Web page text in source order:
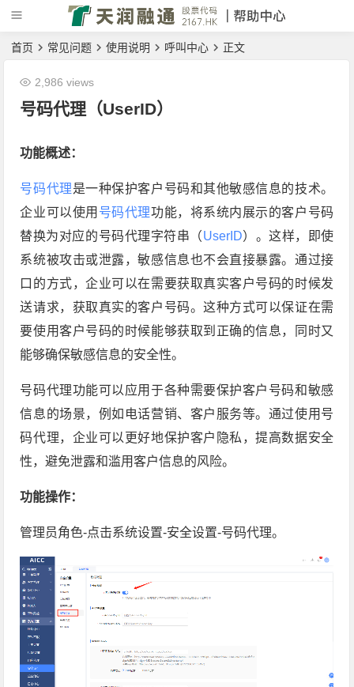
首页 常见问题 使用说明 呼叫中心 正文
号码代理（UserID）
2,986 views
功能概述：
号码代理是一种保护客户号码和其他敏感信息的技术。
企业可以使用 号码代理功能，将系统内展示的客户号码
替换为对应的号码代理字符串（UserID）。这样，即使
系统被攻击或泄露，敏感信息也不会直接暴露。通过接
口的方式，企业可以在需要获取真实客户号码的时候发
送请求，获取真实的客户号码。这种方式可以保证在需
要使用客户号码的时候能够获取到正确的信息，同时又
能够确保敏感信息的安全性。
号码代理功能可以应用于各种需要保护客户号码和敏感
信息的场景，例如电话营销、客户服务等。通过使用号
码代理，企业可以更好地保护客户隐私，提高数据安全
性，避免泄露和滥用客户信息的风险。
功能操作：
管理员角色-点击系统设置-安全设置-号码代理。